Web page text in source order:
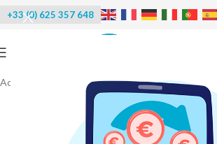
+33 (0) 625 357 648
Accueil Accessoires/Étagères chambre froide